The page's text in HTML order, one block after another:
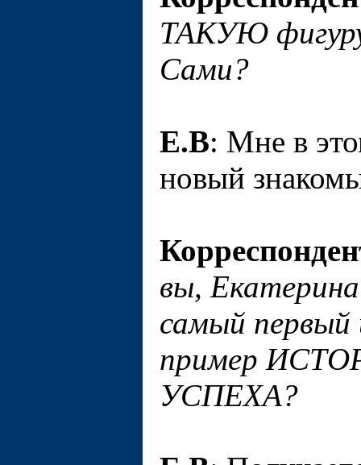
ТАКУЮ фигуру
Сами?
Е.В: Мне в
новый
вы, Екатерина
самый первый
пример
УСПЕХА?